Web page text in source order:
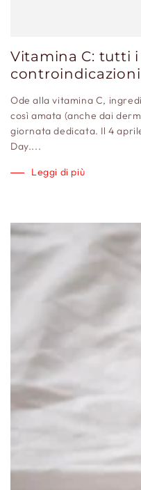
Vitamina C: tutti
Ode alla vitamina C,
così amata (anche dai
giornata dedicata. Il 4
Day....
Leggi di più